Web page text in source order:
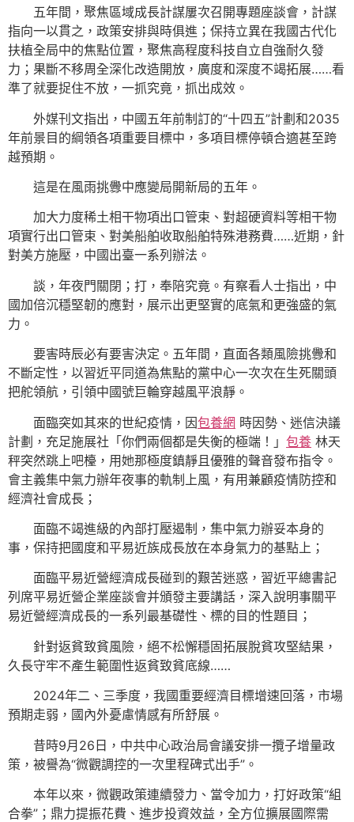
五年間，聚焦區域成長計謀屢次召開專題座談會，計謀
指向一以貫之，政策安排與時俱進；保持立異在我國古代化
扶植全局中的焦點位置，聚焦高程度科技自立自強耐久發
力；果斷不移周全深化改造開放，廣度和深度不竭拓展……看
準了就要捉住不放，一抓究竟，抓出成效。
外媒刊文指出，中國五年前制訂的“十四五”計劃和2035
年前景目的綱領各項重要目標中，多項目標停頓合適甚至跨
越預期。
這是在風雨挑釁中應變局開新局的五年。
加大力度稀土相干物項出口管束、對超硬資料等相干物
項實行出口管束、對美船舶收取船舶特殊港務費……近期，針
對美方施壓，中國出臺一系列辦法。
談，年夜門關閉；打，奉陪究竟。有察看人士指出，中
國加倍沉穩堅韌的應對，展示出更堅實的底氣和更強盛的氣
力。
要害時辰必有要害決定。五年間，直面各類風險挑釁和
不斷定性，以習近平同道為焦點的黨中心一次次在生死關頭
把舵領航，引領中國號巨輪穿越風平浪靜。
面臨突如其來的世紀疫情，因包養網 時因勢、迷信決議
計劃，充足施展社「你們兩個都是失衡的極端！」 包養 林天
秤突然跳上吧檯，用她那極度鎮靜且優雅的聲音發布指令。
會主義集中氣力辦年夜事的軌制上風，有用兼顧疫情防控和
經濟社會成長；
面臨不竭進級的內部打壓遏制，集中氣力辦妥本身的
事，保持把國度和平易近族成長放在本身氣力的基點上；
面臨平易近營經濟成長碰到的艱苦迷惑，習近平總書記
列席平易近營企業座談會并頒發主要講話，深入說明事關平
易近營經濟成長的一系列最基礎性、標的目的性題目；
針對返貧致貧風險，絕不松懈穩固拓展脫貧攻堅結果，
久長守牢不產生範圍性返貧致貧底線……
2024年二、三季度，我國重要經濟目標增速回落，市場
預期走弱，國內外憂慮情感有所舒展。
昔時9月26日，中共中心政治局會議安排一攬子增量政
策，被譽為“微觀調控的一次里程碑式出手”。
本年以來，微觀政策連續發力、當令加力，打好政策“組
合拳”；鼎力提振花費、進步投資效益，全方位擴展國際需